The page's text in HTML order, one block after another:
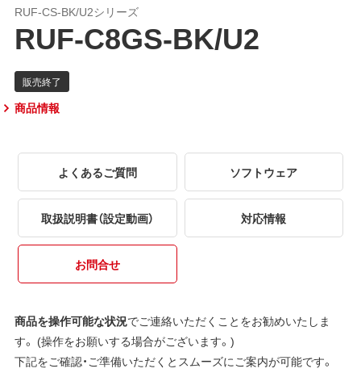
RUF-CS-BK/U2シリーズ
RUF-C8GS-BK/U2
商品情報
よくあるご質問 ソフトウェア
取扱説明書（設定動画） 対応情報
お問合せ
商品を操作可能な状況でご連絡いただくことをお勧めいたしま
す。 (操作をお願いする場合がございます。)
下記をご確認・ご準備いただくとスムーズにご案内が可能です。